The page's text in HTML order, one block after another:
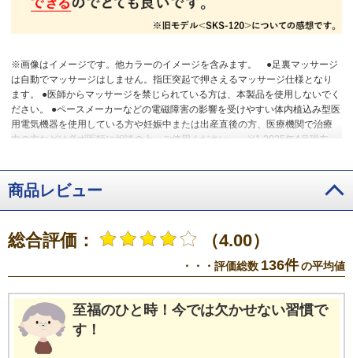
※画像はイメージです。他カラーのイメージを含みます。
●足裏マッサージ
は自動でマッサージはしません。指圧突起で押さえるマッサージ仕様となり
ます。 ●医師からマッサージを禁じられている方は、本製品を使用しないでく
ださい。 ●ペースメーカーなどの電磁障害の影響を受けやすい体内植込み型医
用電気機器を使用している方や妊娠中または出産直後の方、医療機関で治療
中の方などは必ず医師に相談の上、ご使用ください。
※1 2025年4月現在。
年4月現在
※4 2025年4月現在。設定温度：約43～53度（設定温度と体感温
度は異なります。)
商品レビュー
総合評価： （4.00）
・・・評価総数 136件の平均値
至福のひと時！今では欠かせない習慣で
す！